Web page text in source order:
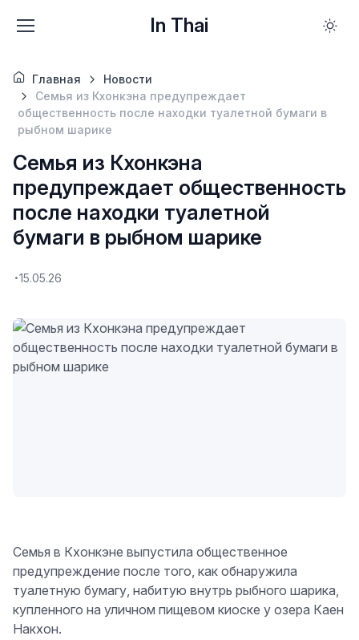
In Thai
Главная
Новости
Семья из Кхонкэна предупреждает
общественность после находки туалетной бумаги в
рыбном шарике
Семья из Кхонкэна
предупреждает общественность
после находки туалетной
бумаги в рыбном шарике
15.05.26
Семья в Кхонкэне выпустила общественное
предупреждение после того, как обнаружила
туалетную бумагу, набитую внутрь рыбного шарика,
купленного на уличном пищевом киоске у озера Каен
Накхон.